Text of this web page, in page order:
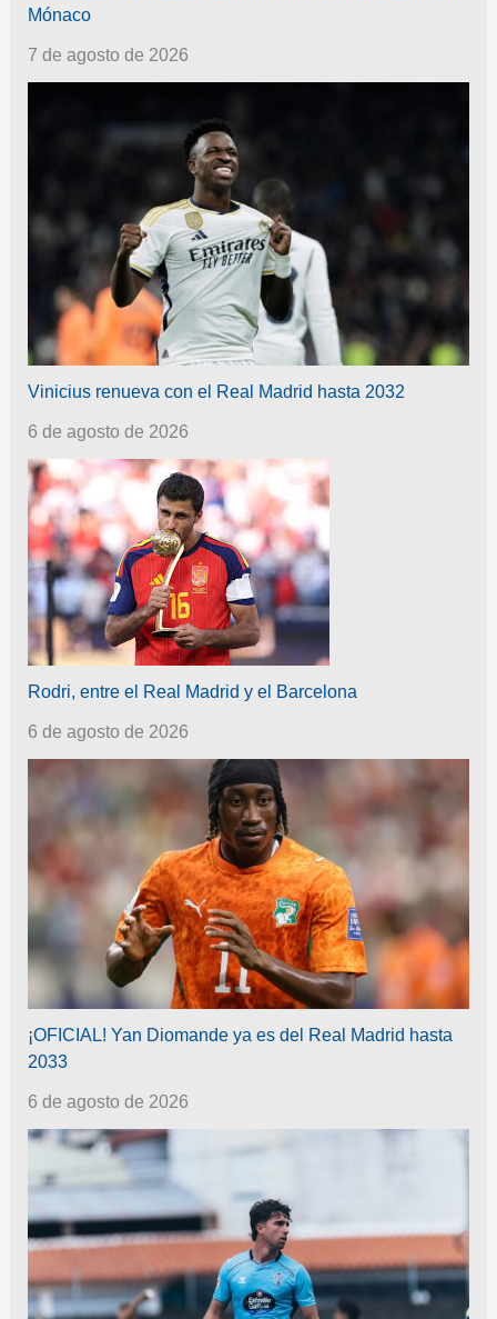
Mónaco
7 de agosto de 2026
Vinicius renueva con el Real Madrid hasta 2032
6 de agosto de 2026
Rodri, entre el Real Madrid y el Barcelona
6 de agosto de 2026
¡OFICIAL! Yan Diomande ya es del Real Madrid hasta
2033
6 de agosto de 2026